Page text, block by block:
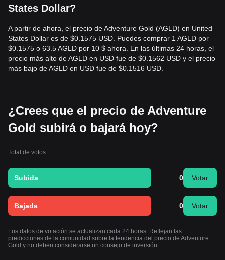
States Dollar?
A partir de ahora, el precio de Adventure Gold (AGLD) en United
States Dollar es de $0.1575 USD. Puedes comprar 1 AGLD por
$0.1575 o 63.5 AGLD por 10 $ ahora. En las últimas 24 horas, el
precio más alto de AGLD en USD fue de $0.1562 USD y el precio
más bajo de AGLD en USD fue de $0.1516 USD.
¿Crees que el precio de Adventure
Gold subirá o bajará hoy?
Total de votos:
Subida 0 Votar
Bajada 0 Votar
Los datos de votación se actualizan cada 24 horas. Reflejan las
predicciones de la comunidad sobre la tendencia del precio de Adventure
Gold y no deben considerarse un consejo de inversión.